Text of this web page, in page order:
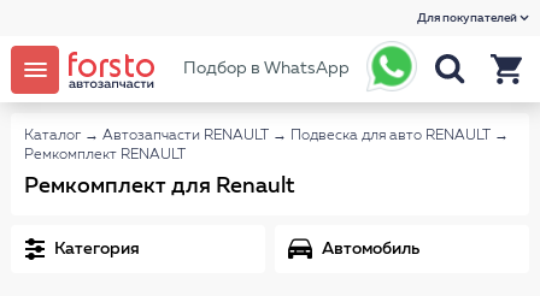
Для покупателей
Подбор в WhatsApp
Каталог → Автозапчасти RENAULT → Подвеска для авто RENAULT
→
Ремкомплект RENAULT
Ремкомплект для Renault
Категория Автомобиль